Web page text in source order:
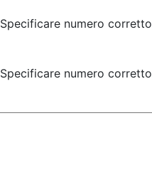
Specificare numero corretto
Specificare numero corretto